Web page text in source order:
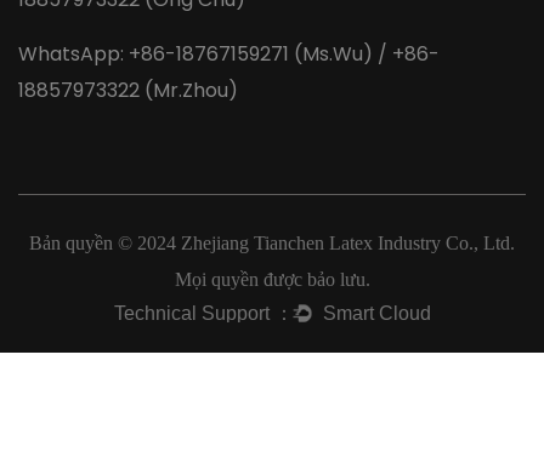
WhatsApp: +86-18767159271 (Ms.Wu) / +86-
18857973322 (Mr.Zhou)
Bản quyền © 2024 Zhejiang Tianchen Latex Industry Co., Ltd.
Mọi quyền được bảo lưu.